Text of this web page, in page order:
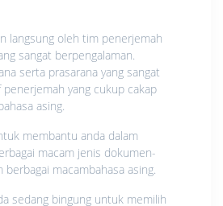
langsung oleh tim penerjemah
sangat berpengalaman.
serta prasarana yang sangat
penerjemah yang cukup cakap
asing.
membantu anda dalam
macam jenis dokumen-
macambahasa asing.
sedang bingung untuk memilih